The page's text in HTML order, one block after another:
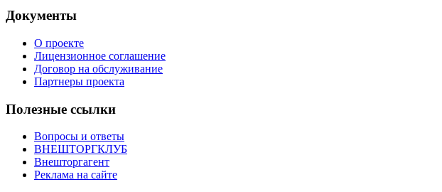
Документы
О проекте
Лицензионное соглашение
Договор на обслуживание
Партнеры проекта
Полезные ссылки
Вопросы и ответы
ВНЕШТОРГКЛУБ
Внешторгагент
Реклама на сайте